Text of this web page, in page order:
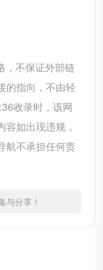
，不保证外部链
的指向，不由轻
收录时，该网
如出现违规，
航不承担任何责
与分享！